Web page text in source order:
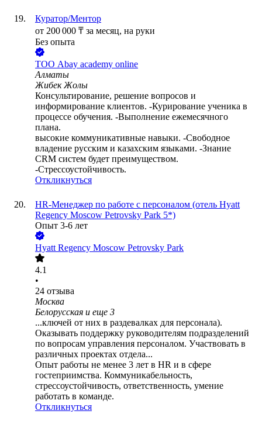
Куратор/Ментор
от 200 000 ₸ за месяц, на руки
Без опыта
ТОО Abay academy online
Алматы
Жибек Жолы
Консультирование, решение вопросов и
информирование клиентов. -Курирование ученика в
процессе обучения. -Выполнение ежемесячного
плана.
высокие коммуникативные навыки. -Свободное
владение русским и казахским языками. -Знание
CRM систем будет преимуществом.
-Стрессоустойчивость.
Откликнуться
HR-Менеджер по работе с персоналом (отель Hyatt
Regency Moscow Petrovsky Park 5*)
Опыт 3-6 лет
Hyatt Regency Moscow Petrovsky Park
4.1
•
24 отзыва
Москва
Белорусская и еще 3
...ключей от них в раздевалках для персонала).
Оказывать поддержку руководителям подразделений
по вопросам управления персоналом. Участвовать в
различных проектах отдела...
Опыт работы не менее 3 лет в HR и в сфере
гостеприимства. Коммуникабельность,
стрессоустойчивость, ответственность, умение
работать в команде.
Откликнуться